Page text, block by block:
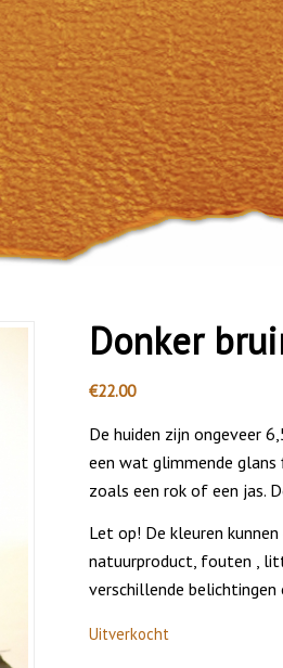
Donker
€22.00
De huiden zijn ongeveer
een wat glimmende
zoals een rok of een jas.
Let op! De kleuren
natuurproduct, fouten ,
verschillende
Uitverkocht